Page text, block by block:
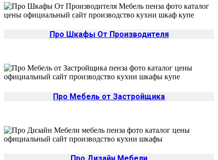
Про Шкафы От Производителя
Про Мебель от Застройщика